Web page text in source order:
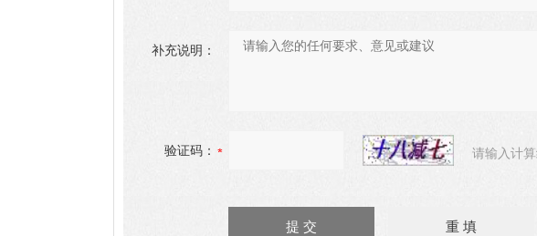
补充说明：
验证码： 请输入计